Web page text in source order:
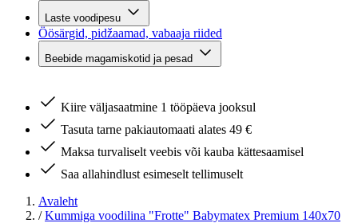
Laste voodipesu
Öösärgid, pidžaamad, vabaaja riided
Beebide magamiskotid ja pesad
Kiire väljasaatmine 1 tööpäeva jooksul
Tasuta tarne pakiautomaati alates 49 €
Maksa turvaliselt veebis või kauba kättesaamisel
Saa allahindlust esimeselt tellimuselt
Avaleht
/ Kummiga voodilina "Frotte" Babymatex Premium 140x70